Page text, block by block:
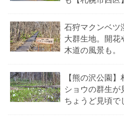
石狩マクンベツ
大群生地。開花
木道の風景も。
【熊の沢公園
ショウの群生が
ちょうど見頃で